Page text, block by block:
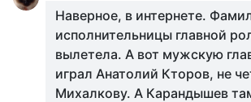
Наверное, в интернете.
исполнительницы главной
вылетела. А вот мужскую
играл Анатолий Кторов, не
Михалкову. А Карандышев